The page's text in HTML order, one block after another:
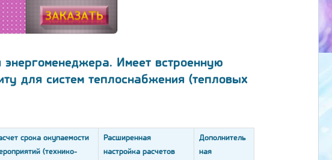
Имеет встроенную
для систем теплоснабжения (тепловых
срока окупаемости
(технико-
Расширенная
настройка расчетов
Дополнитель
ная